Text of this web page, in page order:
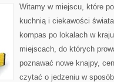
Witamy w miejscu, które
kuchnią i ciekawości
kompas po lokalach w
miejscach, do których
poznawać nowe knajpy,
czytać o jedzeniu w